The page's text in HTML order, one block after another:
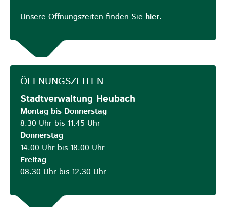
Unsere Öffnungszeiten finden Sie hier.
ÖFFNUNGSZEITEN
Stadtverwaltung Heubach
Montag bis Donnerstag
8.30 Uhr bis 11.45 Uhr
Donnerstag
14.00 Uhr bis 18.00 Uhr
Freitag
08.30 Uhr bis 12.30 Uhr